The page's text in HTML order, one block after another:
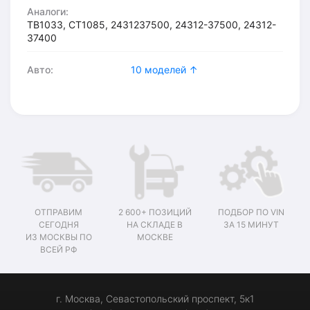
Аналоги:
TB1033, CT1085, 2431237500, 24312-37500, 24312-
37400
Авто: 10 моделей ↑
ОТПРАВИМ
СЕГОДНЯ
ИЗ МОСКВЫ ПО
ВСЕЙ РФ
2 600+ ПОЗИЦИЙ
НА СКЛАДЕ В
МОСКВЕ
ПОДБОР ПО VIN
ЗА 15 МИНУТ
г. Москва, Севастопольский проспект, 5к1